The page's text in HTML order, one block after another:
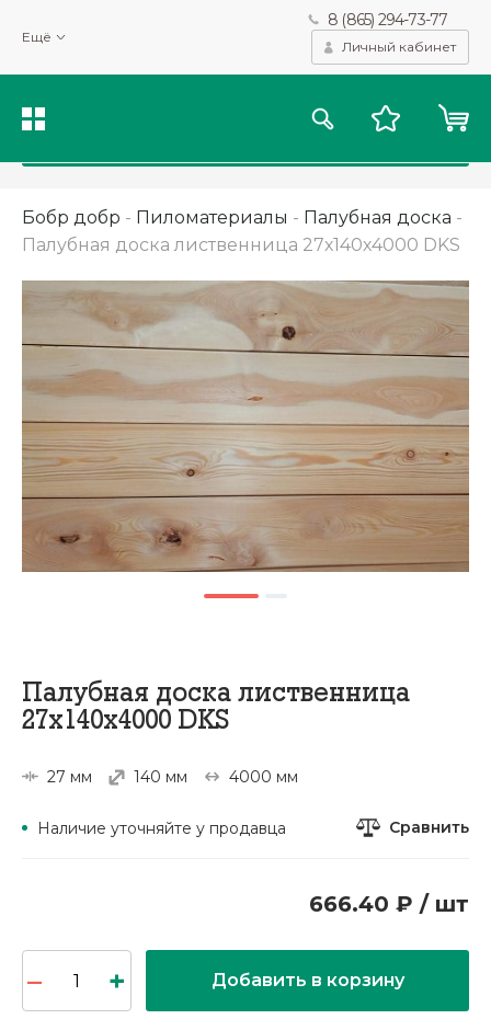
Ещё
8 (865) 294-73-77
Личный кабинет
Бобр добр - Пиломатериалы - Палубная доска -
Палубная доска лиственница 27х140х4000 DKS
Палубная доска лиственница
27х140х4000 DKS
27 мм 140 мм 4000 мм
Наличие уточняйте у продавца Сравнить
666.40 ₽ / шт
Добавить в корзину
Мы используем файлы cookie и другие подобные технологии
для получения данных с целью сбора статистики, повышения
качества рекомендаций и предоставления вам возможности
персонализированного просмотра.Подробнее